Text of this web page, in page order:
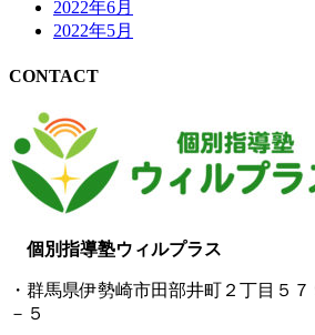
2022年6月
2022年5月
CONTACT
個別指導塾ウィルプラス
・群馬県伊勢崎市田部井町２丁目５
－５